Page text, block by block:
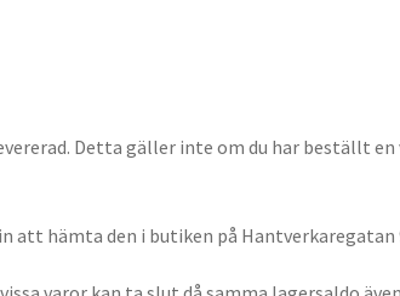
Detta gäller inte om du har beställt en
att hämta den i butiken på Hantverkaregatan